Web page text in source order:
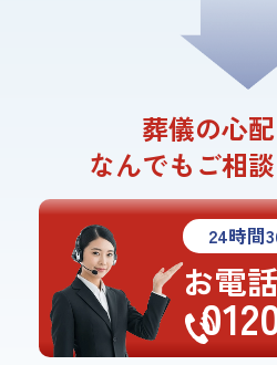
葬儀の心配
なんでもご相
24時間
お電